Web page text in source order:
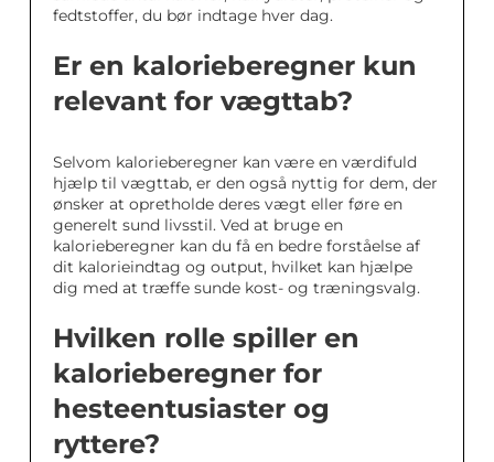
fedtstoffer, du bør indtage hver dag.
Er en kalorieberegner kun
relevant for vægttab?
Selvom kalorieberegner kan være en værdifuld
hjælp til vægttab, er den også nyttig for dem, der
ønsker at opretholde deres vægt eller føre en
generelt sund livsstil. Ved at bruge en
kalorieberegner kan du få en bedre forståelse af
dit kalorieindtag og output, hvilket kan hjælpe
dig med at træffe sunde kost- og træningsvalg.
Hvilken rolle spiller en
kalorieberegner for
hesteentusiaster og
ryttere?